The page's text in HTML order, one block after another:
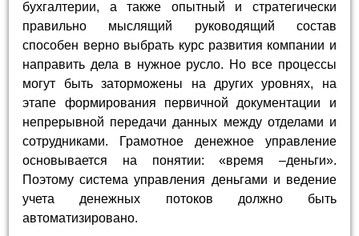
бухгалтерии, а также опытный и стратегически
правильно мыслящий руководящий состав
способен верно выбрать курс развития компании и
направить дела в нужное русло. Но все процессы
могут быть заторможены на других уровнях, на
этапе формирования первичной документации и
непрерывной передачи данных между отделами и
сотрудниками. Грамотное денежное управление
основывается на понятии: «время –деньги».
Поэтому система управления деньгами и ведение
учета денежных потоков должно быть
автоматизировано.